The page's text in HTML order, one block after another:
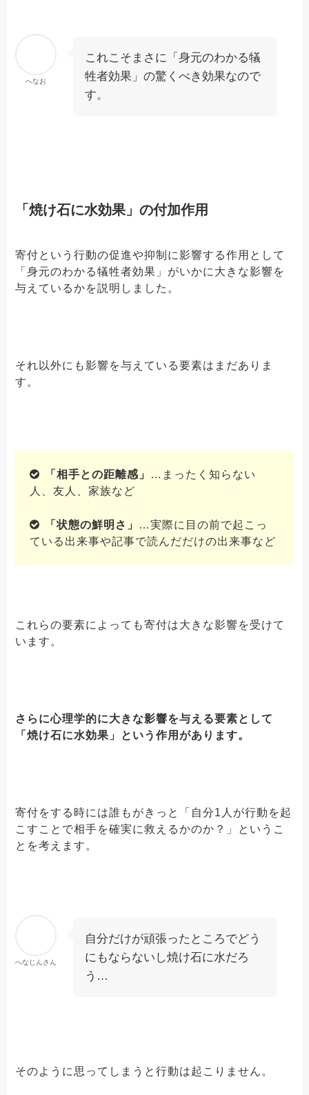
へなお
これこそまさに「身元のわかる犠
牲者効果」の驚くべき効果なので
す。
「焼け石に水効果」の付加作用
寄付という行動の促進や抑制に影響する作用として
「身元のわかる犠牲者効果」がいかに大きな影響を
与えているかを説明しました。
それ以外にも影響を与えている要素はまだありま
す。
「相手との距離感」 …まったく知らない
人、友人、家族など
「状態の鮮明さ」 …実際に目の前で起こっ
ている出来事や記事で読んだだけの出来事など
これらの要素によっても寄付は大きな影響を受けて
います。
さらに心理学的に大きな影響を与える要素として
「焼け石に水効果」という作用があります。
寄付をする時には誰もがきっと「自分1人が行動を起
こすことで相手を確実に救えるかのか？」というこ
とを考えます。
へなじんさん
自分だけが頑張ったところでどう
にもならないし焼け石に水だろ
う…
そのように思ってしまうと行動は起こりません。